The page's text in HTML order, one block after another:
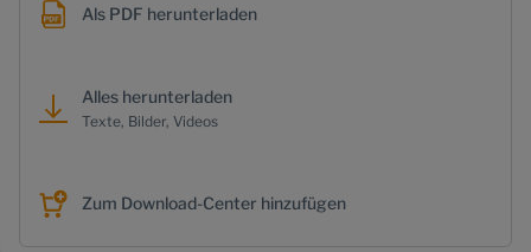
Als PDF herunterladen
Alles herunterladen
Texte, Bilder, Videos
Zum Download-Center hinzufügen